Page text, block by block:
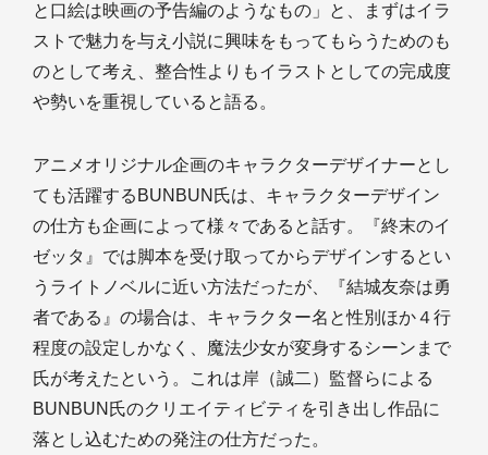
と口絵は映画の予告編のようなもの」と、まずはイラ
ストで魅力を与え小説に興味をもってもらうためのも
のとして考え、整合性よりもイラストとしての完成度
や勢いを重視していると語る。
アニメオリジナル企画のキャラクターデザイナーとし
ても活躍するBUNBUN氏は、キャラクターデザイン
の仕方も企画によって様々であると話す。『終末のイ
ゼッタ』では脚本を受け取ってからデザインするとい
うライトノベルに近い方法だったが、『結城友奈は勇
者である』の場合は、キャラクター名と性別ほか４行
程度の設定しかなく、魔法少女が変身するシーンまで
氏が考えたという。これは岸（誠二）監督らによる
BUNBUN氏のクリエイティビティを引き出し作品に
落とし込むための発注の仕方だった。